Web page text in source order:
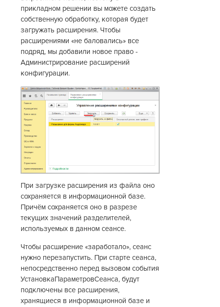
прикладном решении вы можете создать
собственную обработку, которая будет
загружать расширения. Чтобы
расширениями «не баловались» все
подряд, мы добавили новое право -
Администрирование расширений
конфигурации.
При загрузке расширения из файла оно
сохраняется в информационной базе.
Причём сохраняется оно в разрезе
текущих значений разделителей,
используемых в данном сеансе.
Чтобы расширение «заработало», сеанс
нужно перезапустить. При старте сеанса,
непосредственно перед вызовом события
УстановкаПараметровСеанса, будут
подключены все расширения,
хранящиеся в информационной базе и